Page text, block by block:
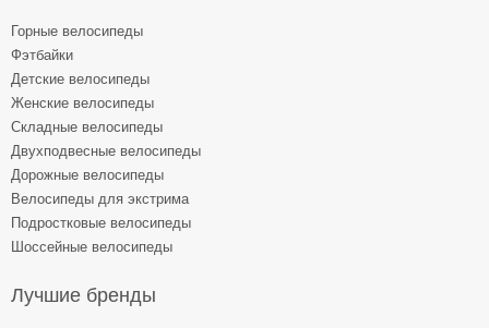
Горные велосипеды
Фэтбайки
Детские велосипеды
Женские велосипеды
Складные велосипеды
Двухподвесные велосипеды
Дорожные велосипеды
Велосипеды для экстрима
Подростковые велосипеды
Шоссейные велосипеды
Лучшие бренды